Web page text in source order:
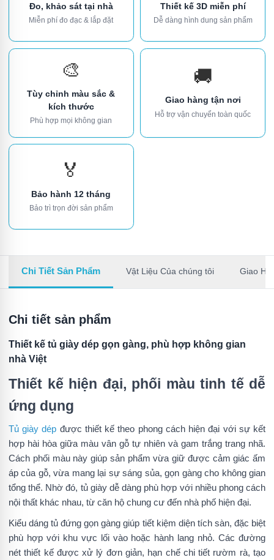
Đo, khảo sát tại nhà
Miễn phí đo đạc & lắp đặt
Thiết kế 3D miễn phí
Dễ dàng hình dung sản phẩm
🎨
Tùy chỉnh màu sắc &
kích thước
Phù hợp mọi không gian
🚚
Giao hàng tận nơi
Hỗ trợ vận chuyển toàn quốc
🏅
Bảo hành 12 tháng
Bảo trì trọn đời sản phẩm
Chi Tiết Sản Phẩm Vật Liệu Của chúng tôi Giao
Chi tiết sản phẩm
Thiết kế tủ giày dép gọn gàng, phù hợp không gian
nhà Việt
Thiết kế hiện đại, phối màu tinh tế dễ
ứng dụng
Tủ giày dép được thiết kế theo phong cách hiện đại với sự kết
hợp hài hòa giữa màu vân gỗ tự nhiên và gam trắng trang nhã.
Cách phối màu này giúp sản phẩm vừa giữ được cảm giác ấm
áp của gỗ, vừa mang lại sự sáng sủa, gọn gàng cho không gian
tổng thể. Nhờ đó, tủ giày dễ dàng phù hợp với nhiều phong cách
nội thất khác nhau, từ căn hộ chung cư đến nhà phố hiện đại.
Kiểu dáng tủ đứng gọn gàng giúp tiết kiệm diện tích sàn, đặc biệt
phù hợp với khu vực lối vào hoặc hành lang nhỏ. Các đường
nét thiết kế được xử lý đơn giản, hạn chế chi tiết rườm rà, tạo